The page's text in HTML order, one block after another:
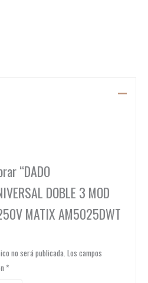
“DADO
DOBLE 3 MOD
MATIX AM5025DWT
no será publicada. Los campos
*